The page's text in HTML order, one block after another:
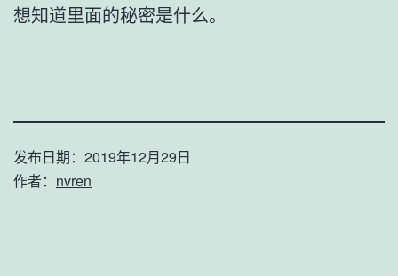
想知道里面的秘密是什么。
发布日期： 2019年12月29日
作者： nvren